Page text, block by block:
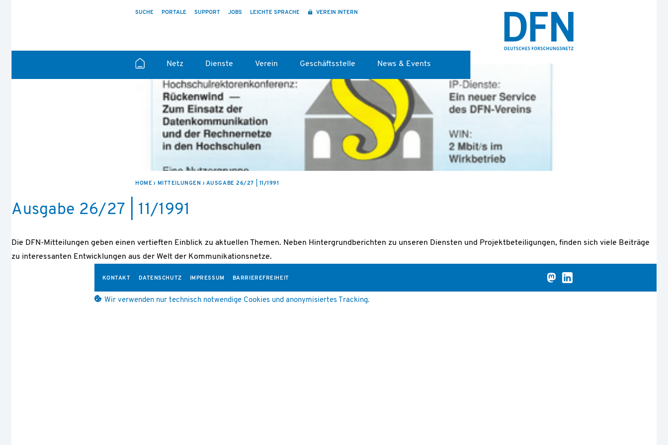
SUCHE PORTALE SUPPORT JOBS LEICHTE SPRACHE VEREIN INTERN
Netz Dienste Verein Geschäftsstelle News & Events
HOME MITTEILUNGEN AUSGABE 26/27 | 11/1991
Ausgabe 26/27 | 11/1991
Die DFN-Mitteilungen geben einen vertieften Einblick zu aktuellen Themen. Neben Hintergrundberichten zu unseren Diensten und Projektbeteiligungen, finden sich viele Beiträge
zu interessanten Entwicklungen aus der Welt der Kommunikationsnetze.
KONTAKT DATENSCHUTZ IMPRESSUM BARRIEREFREIHEIT
Wir verwenden nur technisch notwendige Cookies und anonymisiertes Tracking.